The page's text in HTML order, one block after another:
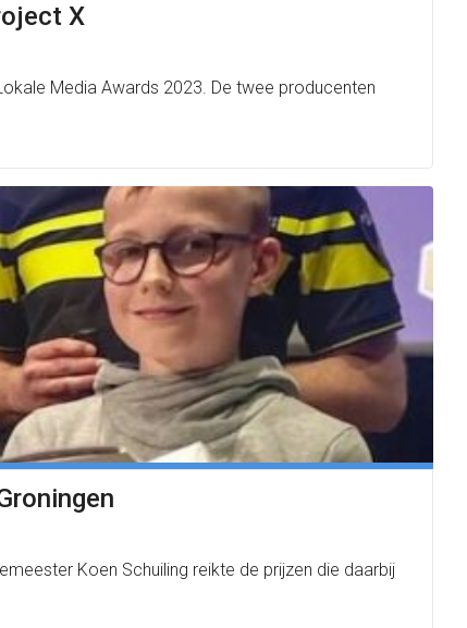
X
Media Awards 2023. De twee producenten
Koen Schuiling reikte de prijzen die daarbij